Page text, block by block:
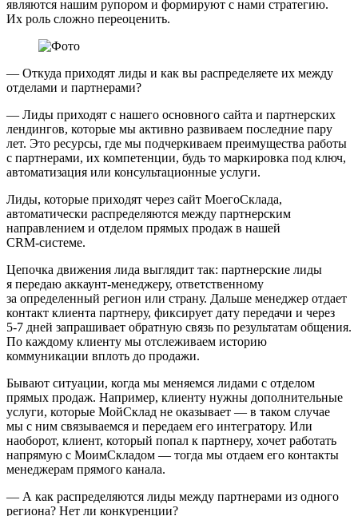
являются нашим рупором и формируют с нами стратегию.
Их роль сложно переоценить.
— Откуда приходят лиды и как вы распределяете их между
отделами и партнерами?
— Лиды приходят с нашего основного сайта и партнерских
лендингов, которые мы активно развиваем последние пару
лет. Это ресурсы, где мы подчеркиваем преимущества работы
с партнерами, их компетенции, будь то маркировка под ключ,
автоматизация или консультационные услуги.
Лиды, которые приходят через сайт МоегоСклада,
автоматически распределяются между партнерским
направлением и отделом прямых продаж в нашей
CRM‑системе.
Цепочка движения лида выглядит так: партнерские лиды
я передаю аккаунт-менеджеру, ответственному
за определенный регион или страну. Дальше менеджер отдает
контакт клиента партнеру, фиксирует дату передачи и через
5‑7 дней запрашивает обратную связь по результатам общения.
По каждому клиенту мы отслеживаем историю
коммуникации вплоть до продажи.
Бывают ситуации, когда мы меняемся лидами с отделом
прямых продаж. Например, клиенту нужны дополнительные
услуги, которые МойСклад не оказывает — в таком случае
мы с ним связываемся и передаем его интегратору. Или
наоборот, клиент, который попал к партнеру, хочет работать
напрямую с МоимСкладом — тогда мы отдаем его контакты
менеджерам прямого канала.
— А как распределяются лиды между партнерами из одного
региона? Нет ли конкуренции?